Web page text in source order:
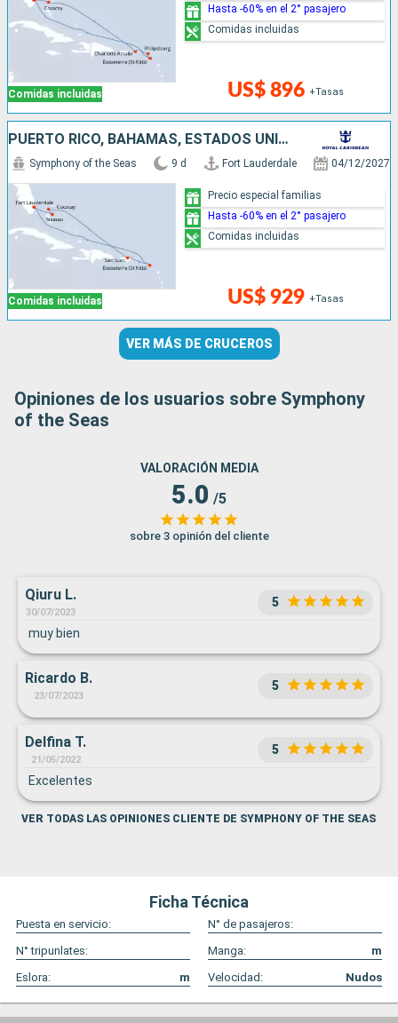
Comidas incluidas US$ 896 +Tasas
Hasta -60% en el 2° pasajero
Comidas incluidas
PUERTO RICO, BAHAMAS, ESTADOS UNIDOS
Comidas incluidas
Symphony of the Seas 9 d Fort Lauderdale 04/12/2027
US$ 929 +Tasas
Precio especial familias
Hasta -60% en el 2° pasajero
Comidas incluidas
VER MÁS DE CRUCEROS
Opiniones de los usuarios sobre Symphony
of the Seas
VALORACIÓN MEDIA
5.0 /5
sobre 3 opinión del cliente
Qiuru L.
30/07/2023
5
muy bien
Ricardo B.
23/07/2023
5
Delfina T.
21/05/2022
5
Excelentes
VER TODAS LAS OPINIONES CLIENTE DE SYMPHONY OF THE SEAS
Ficha Técnica
Puesta en servicio:
N° de pasajeros:
N° tripunlates:
Manga:
m
Eslora:
m Velocidad: Nudos